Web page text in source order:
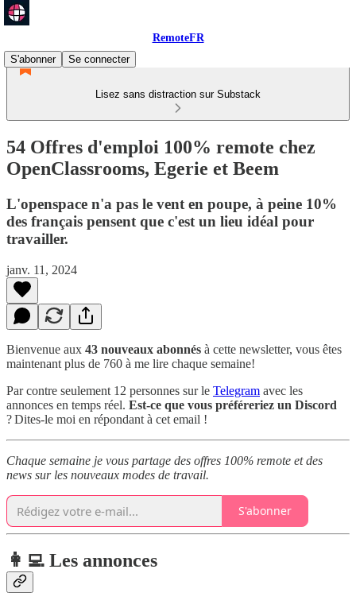
RemoteFR
S'abonner
Se connecter
Lisez sans distraction sur Substack
54 Offres d'emploi 100% remote chez
OpenClassrooms, Egerie et Beem
L'openspace n'a pas le vent en poupe, à peine 10%
des français pensent que c'est un lieu idéal pour
travailler.
janv. 11, 2024
Bienvenue aux 43 nouveaux abonnés à cette newsletter, vous êtes
maintenant plus de 760 à me lire chaque semaine!
Par contre seulement 12 personnes sur le Telegram avec les
annonces en temps réel. Est-ce que vous préféreriez un Discord
? Dites-le moi en répondant à cet email !
Chaque semaine je vous partage des offres 100% remote et des
news sur les nouveaux modes de travail.
S'abonner
👩‍💻 Les annonces